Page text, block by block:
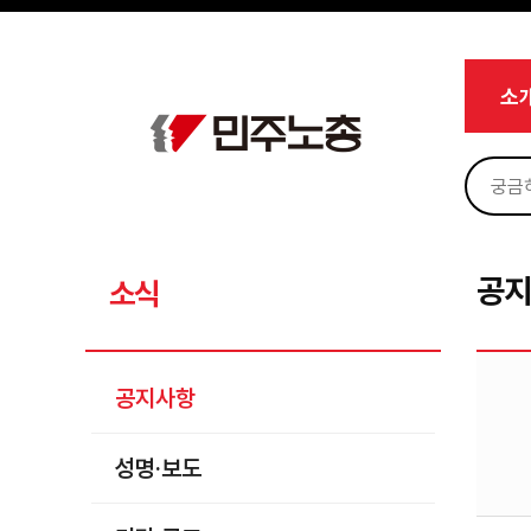
메뉴 건너뛰기
소
소식
공지사항
성명·보도
공
Sketchbook5, 스케치북5
Sketchbook5, 스케치북5